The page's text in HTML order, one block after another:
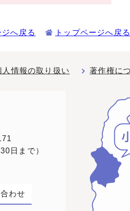
へ戻る トップページへ戻る
人情報の取り扱い 著作権に
日まで）
わせ